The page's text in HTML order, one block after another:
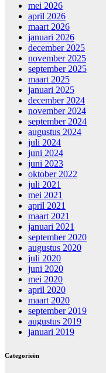
mei 2026
april 2026
maart 2026
januari 2026
december 2025
november 2025
september 2025
maart 2025
januari 2025
december 2024
november 2024
september 2024
augustus 2024
juli 2024
juni 2024
juni 2023
oktober 2022
juli 2021
mei 2021
april 2021
maart 2021
januari 2021
september 2020
augustus 2020
juli 2020
juni 2020
mei 2020
april 2020
maart 2020
september 2019
augustus 2019
januari 2019
Categorieën